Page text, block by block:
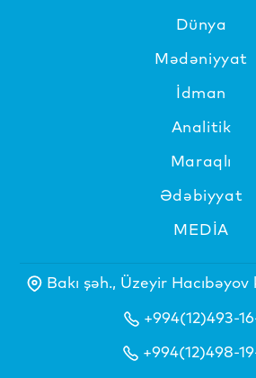
Dünya
Mədəniyyat
İdman
Analitik
Maraqlı
Ədəbiyyat
MEDİA
Bakı şəh., Üzeyir
+994(12)493-
+994(12)498-